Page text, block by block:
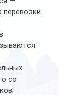
перевозки.
со